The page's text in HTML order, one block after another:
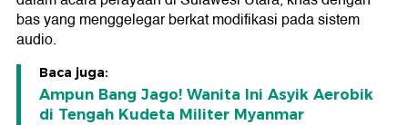
bas yang menggelegar berkat modifikasi pada sistem
audio.
Baca juga:
Ampun Bang Jago! Wanita Ini Asyik Aerobik
di Tengah Kudeta Militer Myanmar